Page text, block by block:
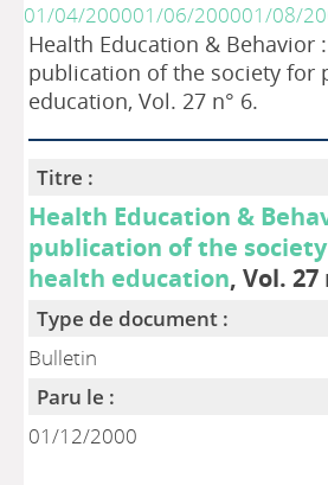
01/04/200001/06/200001/08/
Health Education & Behavior
publication of the society for
education, Vol. 27 n° 6.
Titre :
Health Education &
publication of the
health education, Vol. 27
Type de document :
Bulletin
Paru le :
01/12/2000